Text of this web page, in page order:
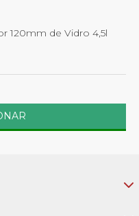
120mm de Vidro 4,5l